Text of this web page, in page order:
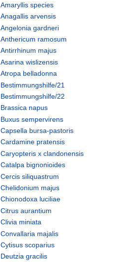
Amaryllis species
Anagallis arvensis
Angelonia gardneri
Anthericum ramosum
Antirrhinum majus
Asarina wislizensis
Atropa belladonna
Bestimmungshilfe/21
Bestimmungshilfe/22
Brassica napus
Buxus sempervirens
Capsella bursa-pastoris
Cardamine pratensis
Caryopteris x clandonensis
Catalpa bignonioides
Cercis siliquastrum
Chelidonium majus
Chionodoxa luciliae
Citrus aurantium
Clivia miniata
Convallaria majalis
Cytisus scoparius
Deutzia gracilis